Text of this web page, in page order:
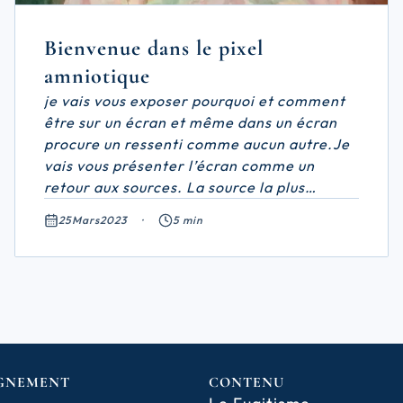
Bienvenue dans le pixel
amniotique
je vais vous exposer pourquoi et comment
être sur un écran et même dans un écran
procure un ressenti comme aucun autre.Je
vais vous présenter l’écran comme un
retour aux sources. La source la plus
ancienne qui soit, celle de la fusion, la
vraie. Je veux en effet parler de la période
in utero. Et j’irai même jusqu’à comparer
virtuelle.
25Mars2023 · 5 min
CONTENU